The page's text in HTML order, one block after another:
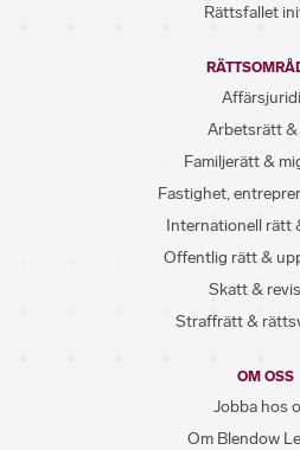
Rättsfallet
Arbetsrätt &
Familjerätt &
Fastighet,
Internationell rätt
Offentlig rätt &
Skatt &
Straffrätt &
OM OSS
Jobba hos
Om Blendow